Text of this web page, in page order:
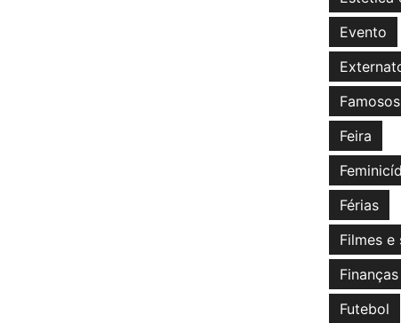
Evento
Famosos
Feira
Férias
Filmes e
Finanças
Futebol